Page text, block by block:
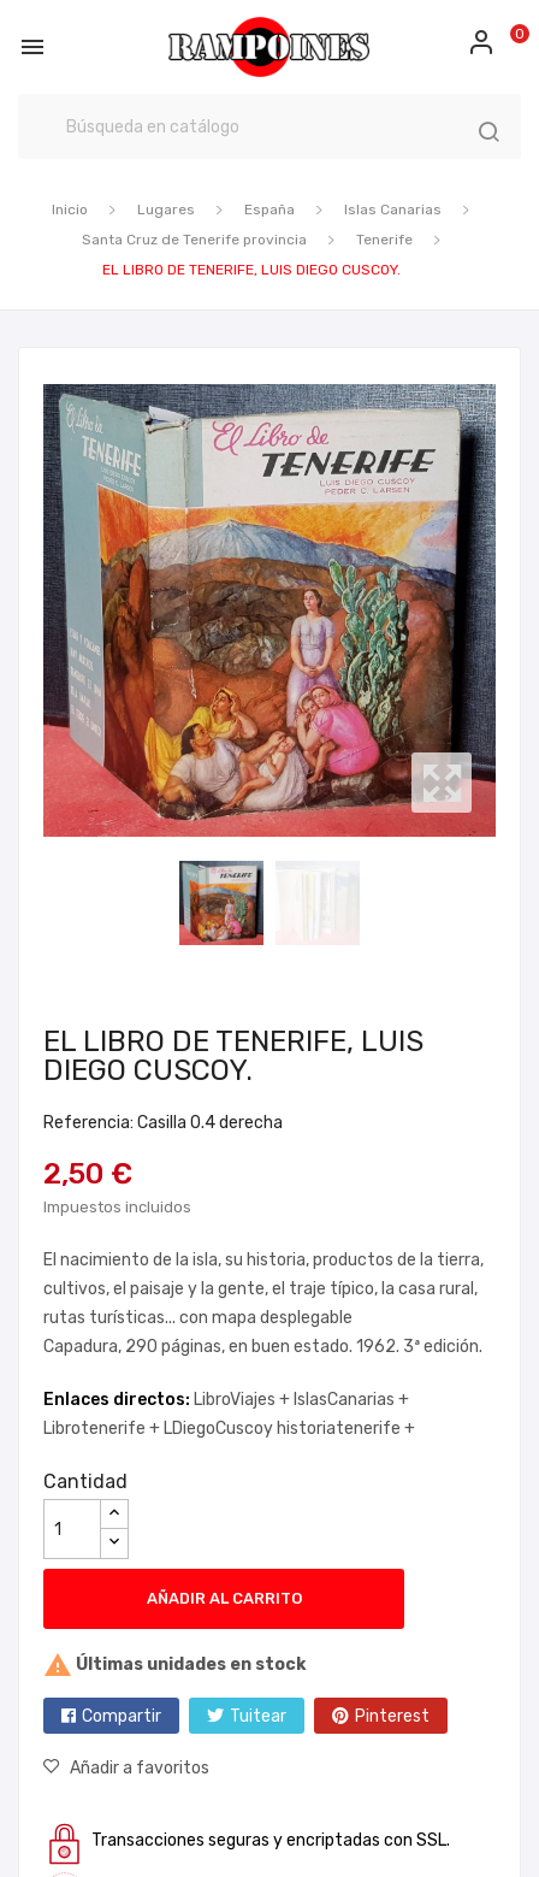
 0
Inicio Lugares España
Islas Canarias
Santa Cruz de Tenerife provincia
Tenerife
EL LIBRO DE TENERIFE, LUIS DIEGO CUSCOY.
EL LIBRO DE TENERIFE, LUIS
DIEGO CUSCOY.
Referencia: Casilla 0.4 derecha
2,50 €
Impuestos incluidos
El nacimiento de la isla, su historia, productos de la tierra,
cultivos, el paisaje y la gente, el traje típico, la casa rural,
rutas turísticas... con mapa desplegable
Capadura, 290 páginas, en buen estado. 1962. 3ª edición.
Enlaces directos: LibroViajes + IslasCanarias +
Librotenerife + LDiegoCuscoy historiatenerife +
Cantidad
AÑADIR AL CARRITO
 Últimas unidades en stock
Compartir Tuitear Pinterest
Añadir a favoritos
Transacciones seguras y encriptadas con SSL.